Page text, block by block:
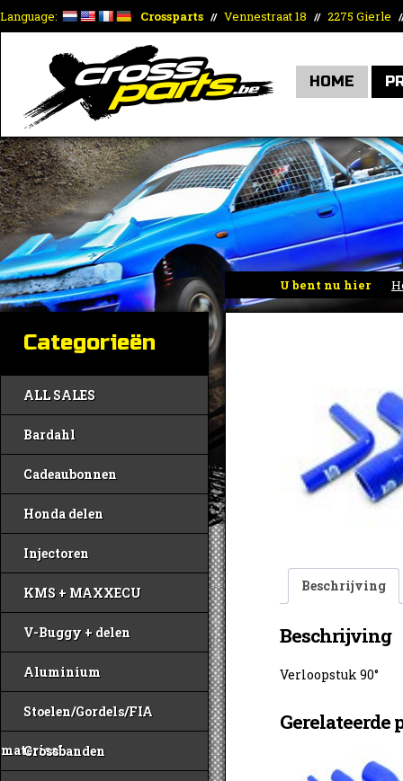
Language: Crossparts // Vennestraat 18 // 2275 Gierle
HOME
U bent nu hier
Categorieën
ALL SALES
Bardahl
Cadeaubonnen
Honda delen
Injectoren
KMS + MAXXECU
V-Buggy + delen
Aluminium
Stoelen/Gordels/FIA
materiaal
Crossbanden
Beschrijving
Beschrijving
Verloopstuk 90°
Gerelateerde